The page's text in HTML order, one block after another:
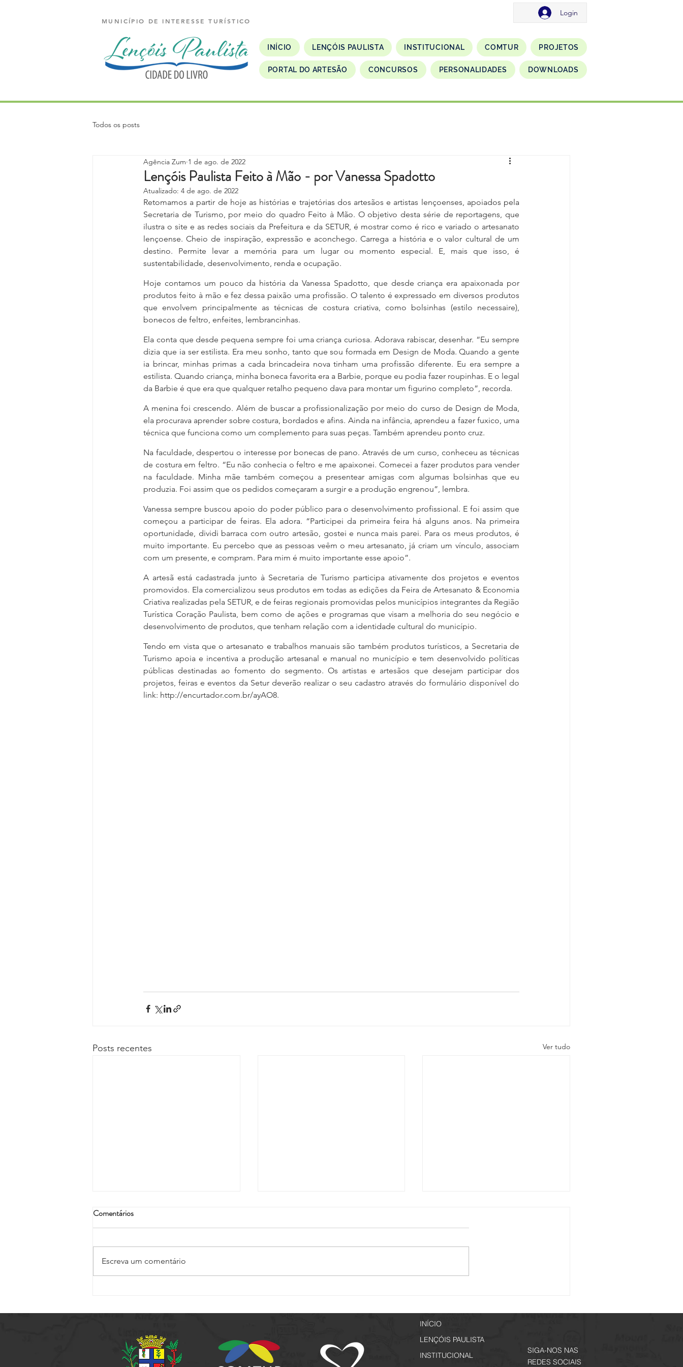
MUNICÍPIO DE INTERESSE TURÍSTICO
INÍCIO LENÇÓIS PAULISTA INSTITUCIONAL COMTUR PROJETOS
PORTAL DO ARTESÃO CONCURSOS PERSONALIDADES DOWNLOADS
Login
Todos os posts
Lençóis Paulista Feito à Mão - por Vanessa Spadotto
Agência Zum 1 de ago. de 2022
Atualizado: 4 de ago. de 2022
Retomamos a partir de hoje as histórias e trajetórias dos artesãos e artistas lençoenses, apoiados pela
Secretaria de Turismo, por meio do quadro Feito à Mão. O objetivo desta série de reportagens, que
ilustra o site e as redes sociais da Prefeitura e da SETUR, é mostrar como é rico e variado o artesanato
lençoense. Cheio de inspiração, expressão e aconchego. Carrega a história e o valor cultural de um
destino. Permite levar a memória para um lugar ou momento especial. E, mais que isso, é
sustentabilidade, desenvolvimento, renda e ocupação.
Hoje contamos um pouco da história da Vanessa Spadotto, que desde criança era apaixonada por
produtos feito à mão e fez dessa paixão uma profissão. O talento é expressado em diversos produtos
que envolvem principalmente as técnicas de costura criativa, como bolsinhas (estilo necessaire),
bonecos de feltro, enfeites, lembrancinhas.
Ela conta que desde pequena sempre foi uma criança curiosa. Adorava rabiscar, desenhar. “Eu sempre
dizia que ia ser estilista. Era meu sonho, tanto que sou formada em Design de Moda. Quando a gente
ia brincar, minhas primas a cada brincadeira nova tinham uma profissão diferente. Eu era sempre a
estilista. Quando criança, minha boneca favorita era a Barbie, porque eu podia fazer roupinhas. E o legal
da Barbie é que era que qualquer retalho pequeno dava para montar um figurino completo”, recorda.
A menina foi crescendo. Além de buscar a profissionalização por meio do curso de Design de Moda,
ela procurava aprender sobre costura, bordados e afins. Ainda na infância, aprendeu a fazer fuxico, uma
técnica que funciona como um complemento para suas peças. Também aprendeu ponto cruz.
Na faculdade, despertou o interesse por bonecas de pano. Através de um curso, conheceu as técnicas
de costura em feltro. “Eu não conhecia o feltro e me apaixonei. Comecei a fazer produtos para vender
na faculdade. Minha mãe também começou a presentear amigas com algumas bolsinhas que eu
produzia. Foi assim que os pedidos começaram a surgir e a produção engrenou”, lembra.
Vanessa sempre buscou apoio do poder público para o desenvolvimento profissional. E foi assim que
começou a participar de feiras. Ela adora. “Participei da primeira feira há alguns anos. Na primeira
oportunidade, dividi barraca com outro artesão, gostei e nunca mais parei. Para os meus produtos, é
muito importante. Eu percebo que as pessoas veêm o meu artesanato, já criam um vínculo, associam
com um presente, e compram. Para mim é muito importante esse apoio”.
A artesã está cadastrada junto à Secretaria de Turismo participa ativamente dos projetos e eventos
promovidos. Ela comercializou seus produtos em todas as edições da Feira de Artesanato & Economia
Criativa realizadas pela SETUR, e de feiras regionais promovidas pelos municípios integrantes da Região
Turística Coração Paulista, bem como de ações e programas que visam a melhoria do seu negócio e
desenvolvimento de produtos, que tenham relação com a identidade cultural do município.
Tendo em vista que o artesanato e trabalhos manuais são também produtos turísticos, a Secretaria de
Turismo apoia e incentiva a produção artesanal e manual no município e tem desenvolvido políticas
públicas destinadas ao fomento do segmento. Os artistas e artesãos que desejam participar dos
projetos, feiras e eventos da Setur deverão realizar o seu cadastro através do formulário disponível do
link: http://encurtador.com.br/ayAO8.
Posts recentes Ver tudo
Comentários
Escreva um comentário
INÍCIO
LENÇÓIS PAULISTA
INSTITUCIONAL
SIGA-NOS NAS
REDES SOCIAIS